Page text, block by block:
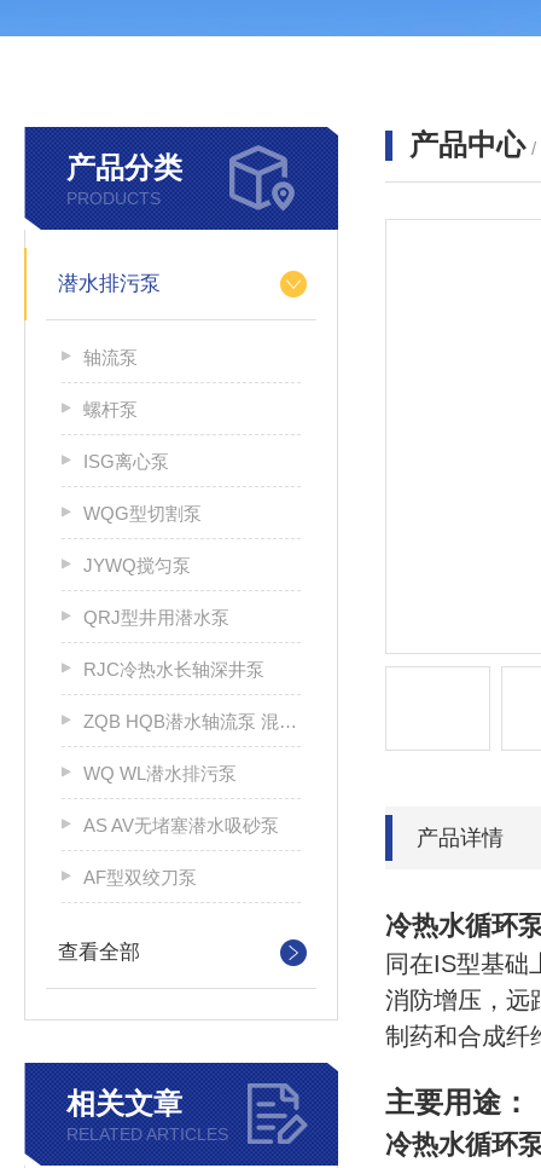
产品分类
PRODUCTS
潜水排污泵
轴流泵
螺杆泵
ISG离心泵
WQG型切割泵
JYWQ搅匀泵
QRJ型井用潜水泵
RJC冷热水长轴深井泵
ZQB HQB潜水轴流泵 混流泵
WQ WL潜水排污泵
AS AV无堵塞潜水吸砂泵
AF型双绞刀泵
查看全部
相关文章
RELATED ARTICLES
产品中心 /
产品详情
冷热水循环
同在IS型基础
消防增压，远
制药和合成纤
主要用途：
冷热水循环